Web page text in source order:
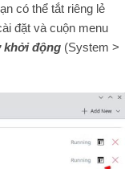
có thể tắt riêng lẻ
đặt và cuộn menu
khởi động (System >